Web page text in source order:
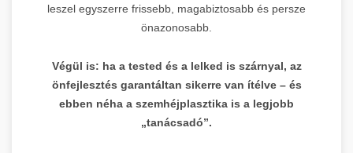
leszel egyszerre frissebb, magabiztosabb és persze
önazonosabb.
Végül is: ha a tested és a lelked is szárnyal, az
önfejlesztés garantáltan sikerre van ítélve – és
ebben néha a szemhéjplasztika is a legjobb
„tanácsadó”.